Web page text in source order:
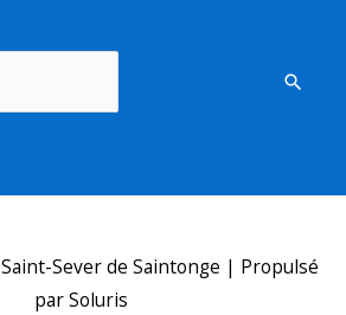
Saint-Sever de Saintonge | Propulsé
par Soluris